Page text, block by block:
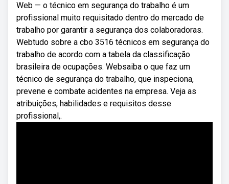
Web — o técnico em segurança do trabalho é um
profissional muito requisitado dentro do mercado de
trabalho por garantir a segurança dos colaboradoras.
Webtudo sobre a cbo 3516 técnicos em segurança do
trabalho de acordo com a tabela da classificação
brasileira de ocupações. Websaiba o que faz um
técnico de segurança do trabalho, que inspeciona,
prevene e combate acidentes na empresa. Veja as
atribuições, habilidades e requisitos desse
profissional,.